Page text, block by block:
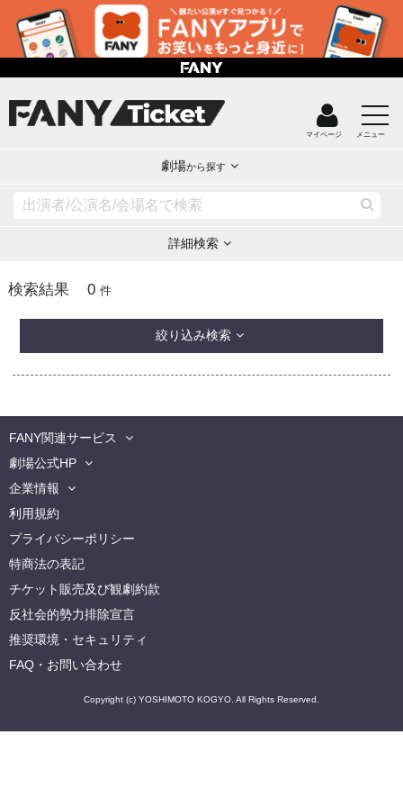
マイページ メニュー
劇場から探す
詳細検索
検索結果 0 件
絞り込み検索
FANY関連サービス
劇場公式HP
企業情報
利用規約
プライバシーポリシー
特商法の表記
チケット販売及び観劇約款
反社会的勢力排除宣言
推奨環境・セキュリティ
FAQ・お問い合わせ
Copyright (c) YOSHIMOTO KOGYO. All Rights Reserved.